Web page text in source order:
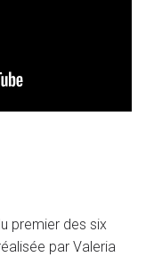
premier des six
par Valeria